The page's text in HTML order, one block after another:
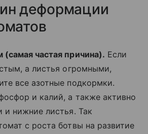
деформации
частая причина). Если
а листья огромными,
все азотные подкормки.
и калий, а также активно
и нижние листья. Так
с роста ботвы на развитие